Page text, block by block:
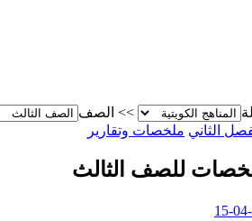
>> الصف
الثاني ملخصات وتقارير
للصف الثالث